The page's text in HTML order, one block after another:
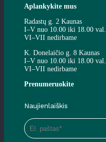
Aplankykite mus
Radastų g. 2 Kaunas
I–V nuo 10.00 iki 18.00 val.
VI–VII nedirbame
K. Donelaičio g. 8 Kaunas
I–V nuo 10.00 iki 18.00 val.
VI–VII nedirbame
Prenumeruokite
Naujienlaiškis